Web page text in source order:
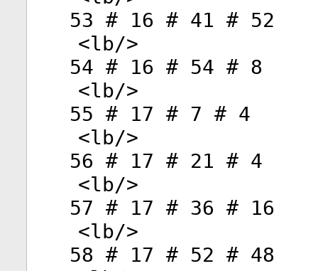
53 # 16 # 41 # 52
<lb/>
54 # 16 # 54 # 8
<lb/>
55 # 17 # 7 # 4
<lb/>
56 # 17 # 21 # 4
<lb/>
57 # 17 # 36 # 16
<lb/>
58 # 17 # 52 # 48